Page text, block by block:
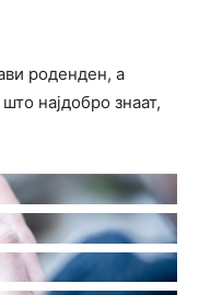
роденден, а
најдобро знаат,